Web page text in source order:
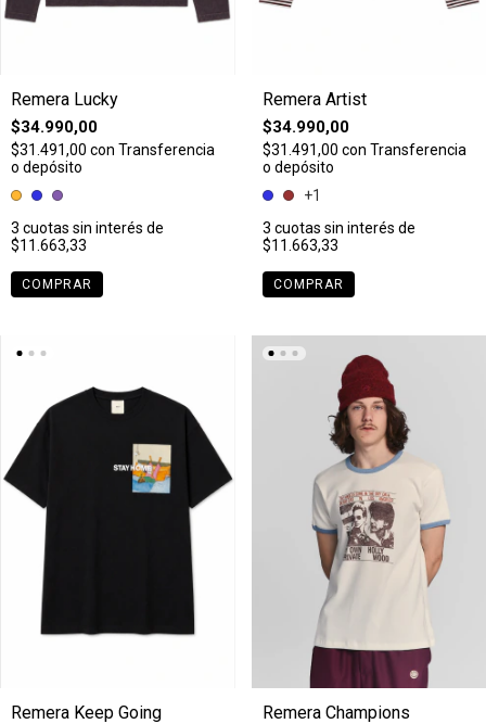
Remera Lucky
$34.990,00
$31.491,00 con Transferencia
o depósito
3 cuotas sin interés de
$11.663,33
COMPRAR
Remera Artist
$34.990,00
$31.491,00 con Transferencia
o depósito
+1
3 cuotas sin interés de
$11.663,33
COMPRAR
Remera Keep Going Remera Champions